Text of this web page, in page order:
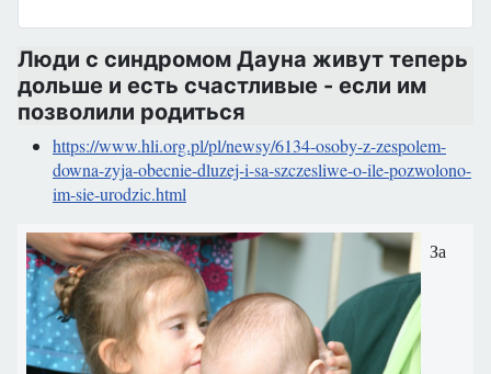
Люди с синдромом Дауна живут теперь
дольше и есть счастливые - если им
позволили родиться
https://www.hli.org.pl/pl/newsy/6134-osoby-z-zespolem-
downa-zyja-obecnie-dluzej-i-sa-szczesliwe-o-ile-pozwolono-
im-sie-urodzic.html
За